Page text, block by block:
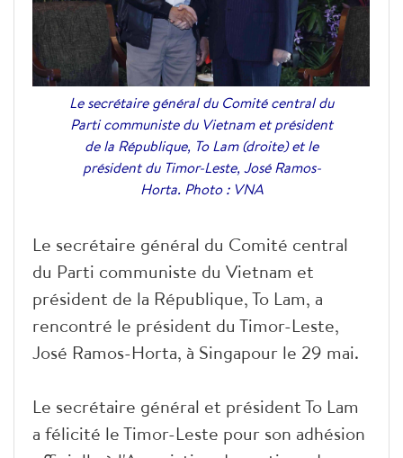
Le secrétaire général du Comité central du
Parti communiste du Vietnam et président
de la République, To Lam (droite) et le
président du Timor-Leste, José Ramos-
Horta. Photo : VNA
Le secrétaire général du Comité central
du Parti communiste du Vietnam et
président de la République, To Lam, a
rencontré le président du Timor-Leste,
José Ramos-Horta, à Singapour le 29 mai.
Le secrétaire général et président To Lam
a félicité le Timor-Leste pour son adhésion